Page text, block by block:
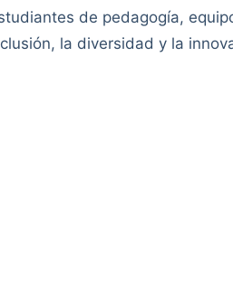
de pedagogía,
la diversidad y la